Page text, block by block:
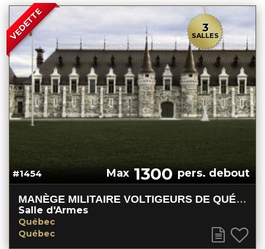
VEDETTE 3
SALLES
#1454 Max1300pers. debout
MANÈGE MILITAIRE VOLTIGEURS DE QUÉBEC
Salle d'Armes
Québec
Québec